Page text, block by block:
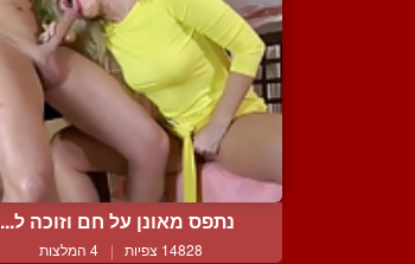
נתפס מאונן על חם וזוכה ל...
14828 צפיות | 4 המלצות